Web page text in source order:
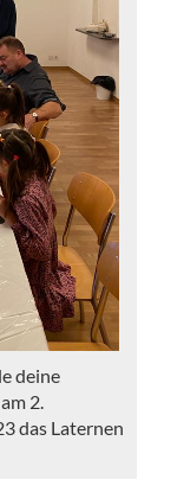
deine
2.
das Laternen